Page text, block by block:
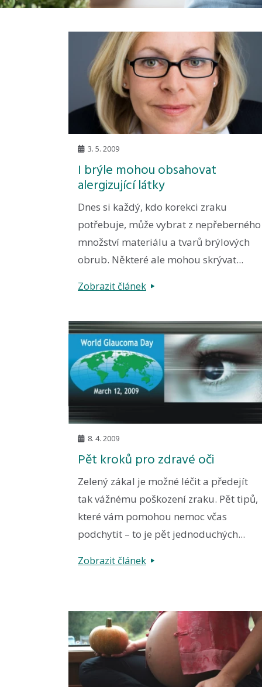
3. 5. 2009
I brýle mohou obsahovat
alergizující látky
Dnes si každý, kdo korekci zraku
potřebuje, může vybrat z nepřeberného
množství materiálu a tvarů brýlových
obrub. Některé ale mohou skrývat...
Zobrazit článek
8. 4. 2009
Pět kroků pro zdravé oči
Zelený zákal je možné léčit a předejít
tak vážnému poškození zraku. Pět tipů,
které vám pomohou nemoc včas
podchytit – to je pět jednoduchých...
Zobrazit článek